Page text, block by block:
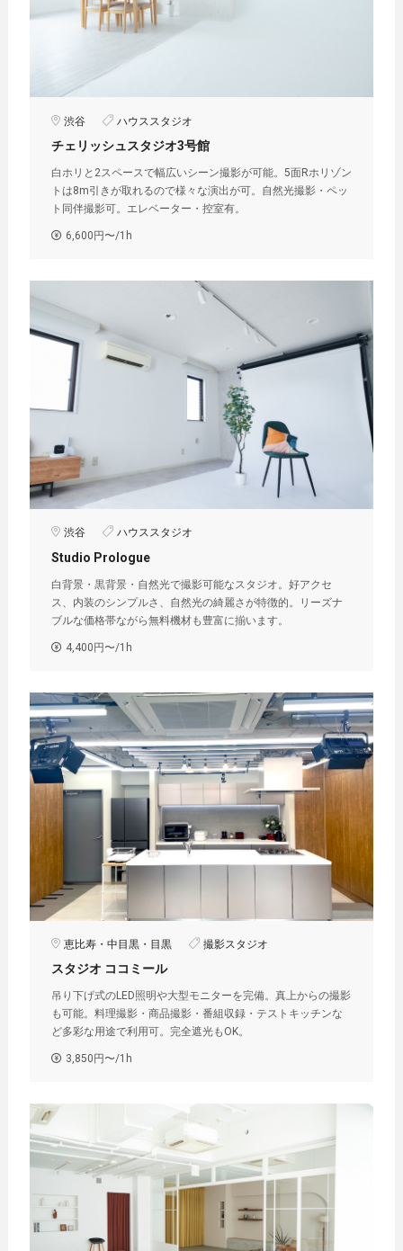
渋谷 ハウススタジオ
チェリッシュスタジオ3号館
白ホリと2スペースで幅広いシーン撮影が可能。5面Rホリゾン
トは8m引きが取れるので様々な演出が可。自然光撮影・ペッ
ト同伴撮影可。エレベーター・控室有。
6,600円〜/1h
渋谷 ハウススタジオ
Studio Prologue
白背景・黒背景・自然光で撮影可能なスタジオ。好アクセ
ス、内装のシンプルさ、自然光の綺麗さが特徴的。リーズナ
ブルな価格帯ながら無料機材も豊富に揃います。
4,400円〜/1h
恵比寿・中目黒・目黒 撮影スタジオ
スタジオ ココミール
吊り下げ式のLED照明や大型モニターを完備。真上からの撮影
も可能。料理撮影・商品撮影・番組収録・テストキッチンな
ど多彩な用途で利用可。完全遮光もOK。
3,850円〜/1h